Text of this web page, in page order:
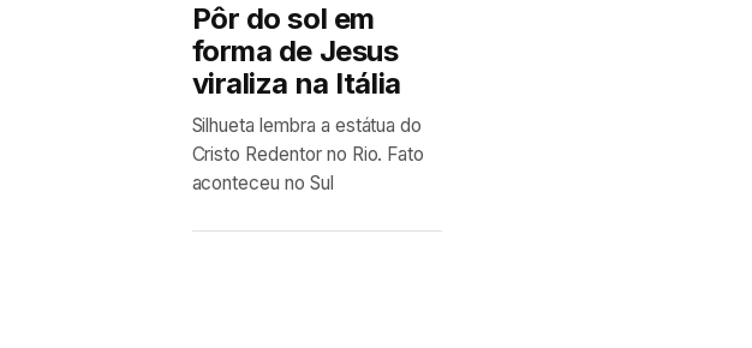
Pôr do sol em
forma de Jesus
viraliza na Itália
Silhueta lembra a estátua do
Cristo Redentor no Rio. Fato
aconteceu no Sul